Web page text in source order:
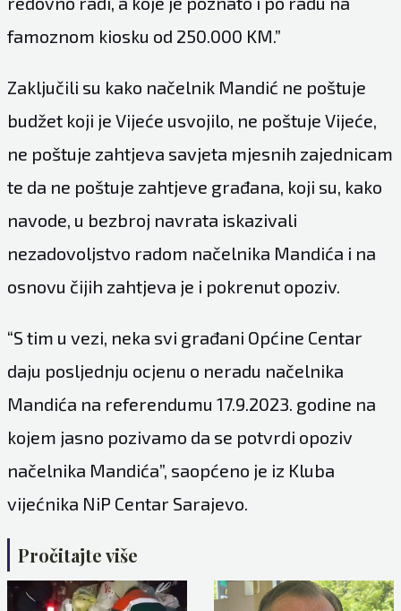
famoznom kiosku od 250.000 KM.”
Zaključili su kako načelnik Mandić ne poštuje
budžet koji je Vijeće usvojilo, ne poštuje Vijeće,
ne poštuje zahtjeva savjeta mjesnih zajednicam
te da ne poštuje zahtjeve građana, koji su, kako
navode, u bezbroj navrata iskazivali
nezadovoljstvo radom načelnika Mandića i na
osnovu čijih zahtjeva je i pokrenut opoziv.
“S tim u vezi, neka svi građani Općine Centar
daju posljednju ocjenu o neradu načelnika
Mandića na referendumu 17.9.2023. godine na
kojem jasno pozivamo da se potvrdi opoziv
načelnika Mandića”, saopćeno je iz Kluba
vijećnika NiP Centar Sarajevo.
Pročitajte više